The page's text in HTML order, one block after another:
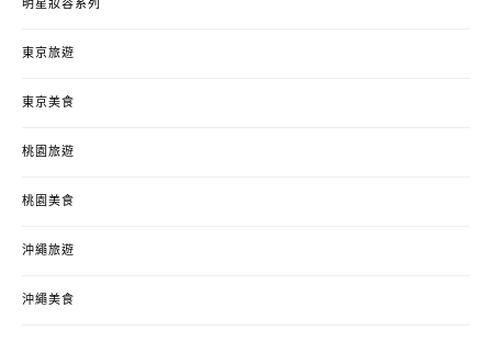
明星妝容系列
東京旅遊
東京美食
桃園旅遊
桃園美食
沖繩旅遊
沖繩美食